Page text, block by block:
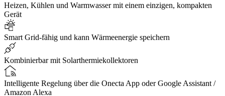
Heizen, Kühlen und Warmwasser mit einem einzigen, kompakten
Gerät
Smart Grid-fähig und kann Wärmeenergie speichern
Kombinierbar mit Solarthermiekollektoren
Intelligente Regelung über die Onecta App oder Google Assistant /
Amazon Alexa